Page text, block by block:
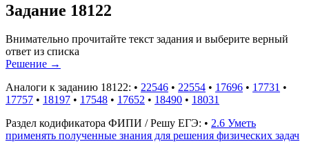
Задание 18122
Внимательно прочитайте текст задания и выберите верный
ответ из списка
Решение →
Аналоги к заданию 18122: • 22546 • 22554 • 17696 • 17731 •
17757 • 18197 • 17548 • 17652 • 18490 • 18031
Раздел кодификатора ФИПИ / Решу ЕГЭ: • 2.6 Уметь
применять полученные знания для решения физических задач